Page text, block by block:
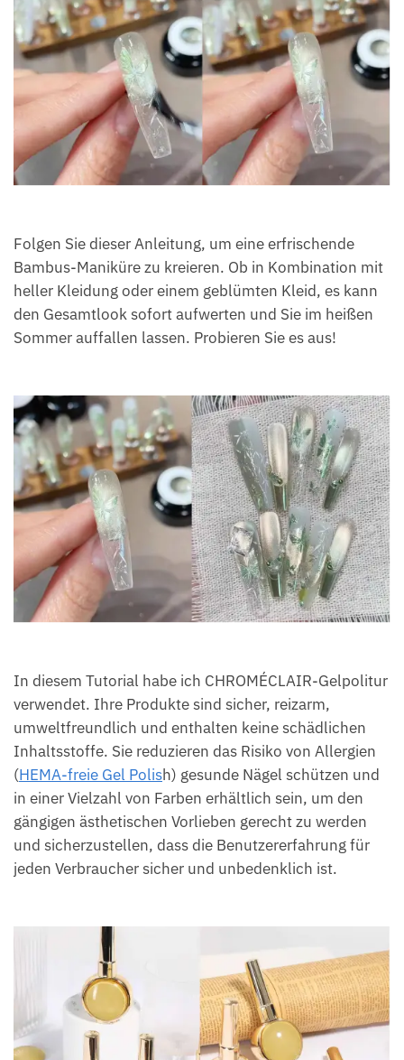
Folgen Sie dieser Anleitung, um eine erfrischende
Bambus-Maniküre zu kreieren. Ob in Kombination mit
heller Kleidung oder einem geblümten Kleid, es kann
den Gesamtlook sofort aufwerten und Sie im heißen
Sommer auffallen lassen. Probieren Sie es aus!
In diesem Tutorial habe ich CHROMÉCLAIR-Gelpolitur
verwendet. Ihre Produkte sind sicher, reizarm,
umweltfreundlich und enthalten keine schädlichen
Inhaltsstoffe. Sie reduzieren das Risiko von Allergien
(HEMA-freie Gel Polish) gesunde Nägel schützen und
in einer Vielzahl von Farben erhältlich sein, um den
gängigen ästhetischen Vorlieben gerecht zu werden
und sicherzustellen, dass die Benutzererfahrung für
jeden Verbraucher sicher und unbedenklich ist.